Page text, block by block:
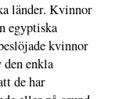
länder. Kvinnor
egyptiska
kvinnor
enkla
de har